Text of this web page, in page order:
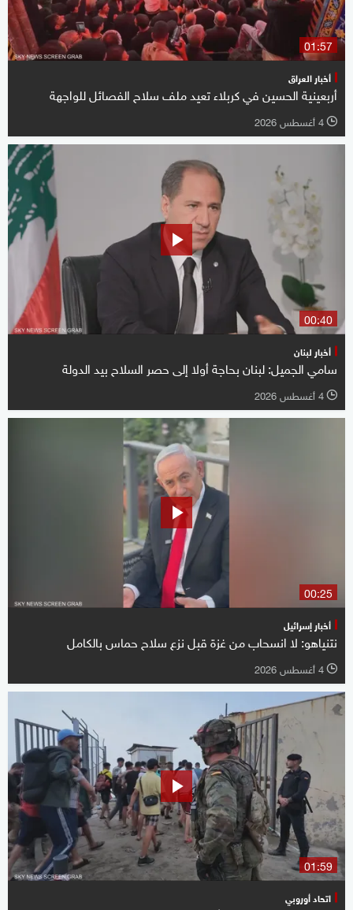
01:57
أخبار العراق
أربعينية الحسين في كربلاء تعيد ملف سلاح الفصائل للواجهة
l 4 أغسطس 2026
00:40
أخبار لبنان
سامي الجميل: لبنان بحاجة أولا إلى حصر السلاح بيد الدولة
l 4 أغسطس 2026
00:25
أخبار إسرائيل
نتنياهو: لا انسحاب من غزة قبل نزع سلاح حماس بالكامل
l 4 أغسطس 2026
01:59
اتحاد أوروبي